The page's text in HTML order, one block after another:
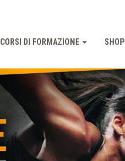
CORSI DI FORMAZIONE SHOP